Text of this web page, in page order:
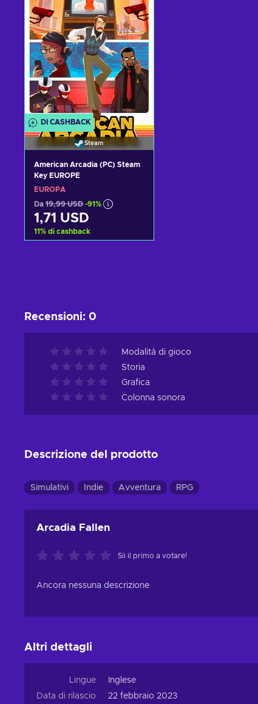
Visualizza offerte
DI CASHBACK
Steam
American Arcadia (PC) Steam
Key EUROPE
EUROPA
Da 19,99 USD -91%
1,71 USD
11% di cashback
Recensioni: 0
Modalità di gioco
Storia
Grafica
Colonna sonora
Descrizione del prodotto
Simulativi Indie Avventura RPG
Arcadia Fallen
Sii il primo a votare!
Ancora nessuna descrizione
Altri dettagli
Lingue
Inglese
Data di rilascio
22 febbraio 2023